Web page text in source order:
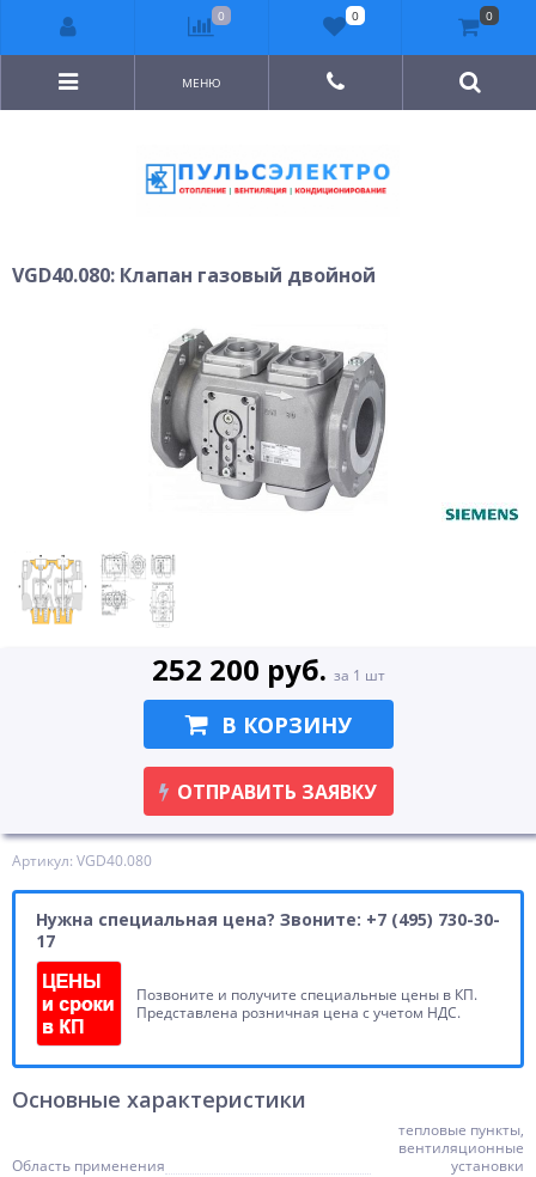
МЕНЮ
VGD40.080: Клапан газовый двойной
Артикул: VGD40.080
Нужна специальная цена? Звоните: +7 (495) 730-30-
17
Позвоните и получите специальные цены в КП.
Представлена розничная цена с учетом НДС.
252 200 руб. за 1 шт
В КОРЗИНУ
ОТПРАВИТЬ ЗАЯВКУ
Основные характеристики
Область применения
тепловые пункты,
вентиляционные
установки
0 0 0